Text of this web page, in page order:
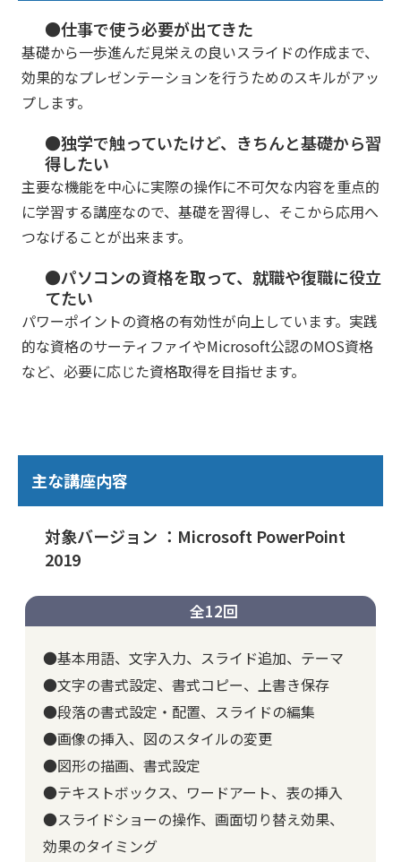
●仕事で使う必要が出てきた
基礎から一歩進んだ見栄えの良いスライドの作成まで、
効果的なプレゼンテーションを行うためのスキルがアッ
プします。
●独学で触っていたけど、きちんと基礎から習
得したい
主要な機能を中心に実際の操作に不可欠な内容を重点的
に学習する講座なので、基礎を習得し、そこから応用へ
つなげることが出来ます。
●パソコンの資格を取って、就職や復職に役立
てたい
パワーポイントの資格の有効性が向上しています。実践
的な資格のサーティファイやMicrosoft公認のMOS資格
など、必要に応じた資格取得を目指せます。
主な講座内容
対象バージョン ：Microsoft PowerPoint
2019
全12回
●基本用語、文字入力、スライド追加、テーマ
●文字の書式設定、書式コピー、上書き保存
●段落の書式設定・配置、スライドの編集
●画像の挿入、図のスタイルの変更
●図形の描画、書式設定
●テキストボックス、ワードアート、表の挿入
●スライドショーの操作、画面切り替え効果、
効果のタイミング